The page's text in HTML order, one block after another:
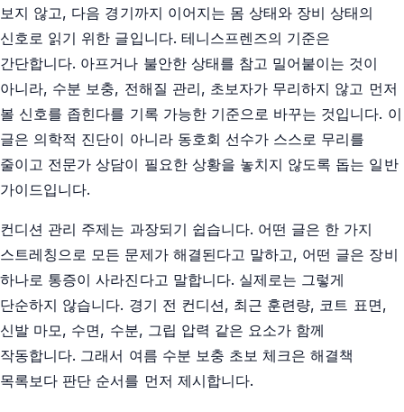
보지 않고, 다음 경기까지 이어지는 몸 상태와 장비 상태의
신호로 읽기 위한 글입니다. 테니스프렌즈의 기준은
간단합니다. 아프거나 불안한 상태를 참고 밀어붙이는 것이
아니라, 수분 보충, 전해질 관리, 초보자가 무리하지 않고 먼저
볼 신호를 좁힌다를 기록 가능한 기준으로 바꾸는 것입니다. 이
글은 의학적 진단이 아니라 동호회 선수가 스스로 무리를
줄이고 전문가 상담이 필요한 상황을 놓치지 않도록 돕는 일반
가이드입니다.
컨디션 관리 주제는 과장되기 쉽습니다. 어떤 글은 한 가지
스트레칭으로 모든 문제가 해결된다고 말하고, 어떤 글은 장비
하나로 통증이 사라진다고 말합니다. 실제로는 그렇게
단순하지 않습니다. 경기 전 컨디션, 최근 훈련량, 코트 표면,
신발 마모, 수면, 수분, 그립 압력 같은 요소가 함께
작동합니다. 그래서 여름 수분 보충 초보 체크은 해결책
목록보다 판단 순서를 먼저 제시합니다.